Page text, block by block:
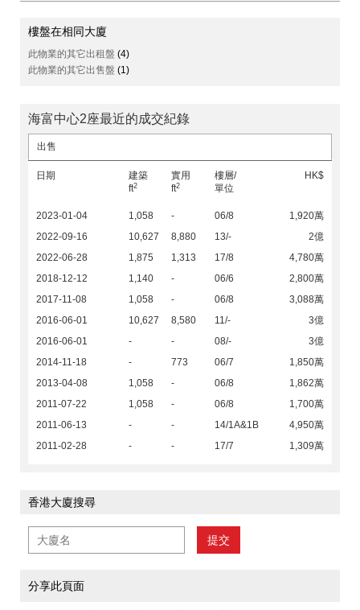
樓盤在相同大廈
此物業的其它出租盤 (4)
此物業的其它出售盤 (1)
海富中心2座最近的成交紀錄
出售
日期
建築
ft2
實用
ft2
樓層/
單位
HK$
2023-01-04 1,058 - 06/8
1,920萬
2022-09-16
10,627 8,880 13/-
2億
2022-06-28
1,875 1,313 17/8
4,780萬
2018-12-12
1,140 - 06/6
2,800萬
2017-11-08
1,058 - 06/8
3,088萬
2016-06-01
10,627 8,580 11/-
3億
2016-06-01
- - 08/-
3億
2014-11-18
- 773 06/7
1,850萬
2013-04-08
1,058 - 06/8
1,862萬
2011-07-22
1,058 - 06/8
1,700萬
2011-06-13
- - 14/1A&1B
4,950萬
2011-02-28
- - 17/7 1,309萬
香港大廈搜尋
提交
分享此頁面